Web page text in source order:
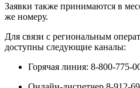
Заявки также принимаются в
же номеру.
Для связи с региональным
доступны следующие каналы:
Горячая линия: 8-800-775-